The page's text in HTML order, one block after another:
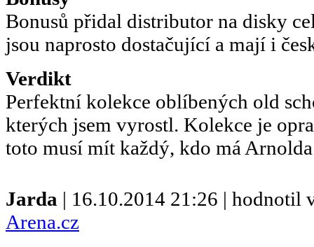
Bonusů přidal distributor na disky
jsou naprosto dostačující a mají i
Verdikt
Perfektní kolekce oblíbených old
kterých jsem vyrostl. Kolekce je
toto musí mít každý, kdo má
Jarda | 16.10.2014 21:26 | hodnotil
Arena.cz